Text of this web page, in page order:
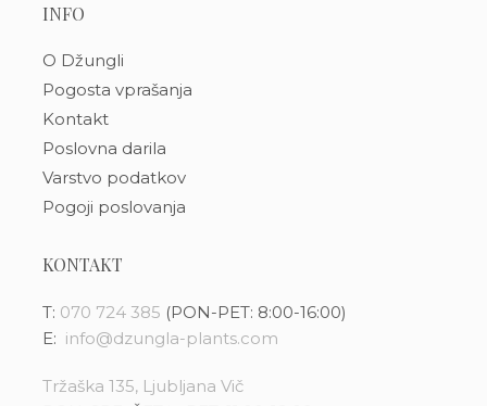
INFO
O Džungli
Pogosta vprašanja
Kontakt
Poslovna darila
Varstvo podatkov
Pogoji poslovanja
KONTAKT
T: 070 724 385 (PON-PET: 8:00-16:00)
E: info@dzungla-plants.com
Tržaška 135, Ljubljana Vič